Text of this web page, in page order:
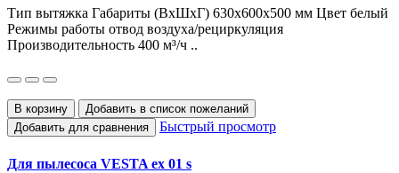
Тип вытяжка Габариты (ВхШхГ) 630х600х500 мм Цвет белый
Режимы работы отвод воздуха/рециркуляция
Производительность 400 м³/ч ..
В корзину
Добавить в список пожеланий
Добавить для сравнения
Быстрый просмотр
Для пылесоса VESTA ex 01 s